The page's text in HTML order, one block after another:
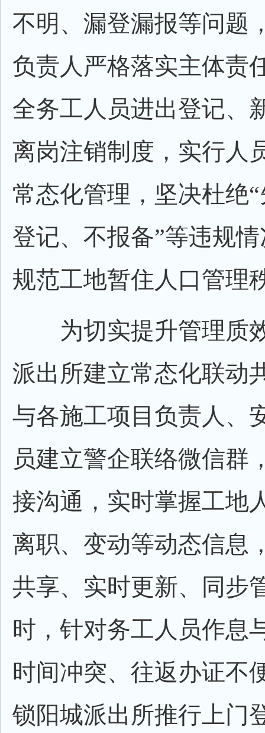
不明、漏登漏报等问题
负责人严格落实主体责
全务工人员进出登记、
离岗注销制度，实行人
常态化管理，坚决杜绝
登记、不报备”等违规
规范工地暂住人口管理
为切实提升管理质
派出所建立常态化联动
与各施工项目负责人、
员建立警企联络微信群
接沟通，实时掌握工地
离职、变动等动态信息
共享、实时更新、同步
时，针对务工人员作息
时间冲突、往返办证不
锁阳城派出所推行上门